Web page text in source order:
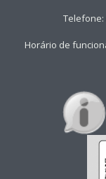
Telefone:
Horário de